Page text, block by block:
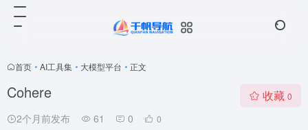
首页 • AI工具集 • 大模型平台 • 正文
Cohere
2个月前发布 61 0 0
收藏 0